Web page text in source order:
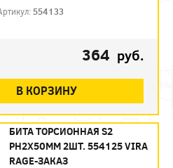
554133
364 руб.
В КОРЗИНУ
БИТА ТОРСИОННАЯ S2
PH2X50ММ 2ШТ. 554125 VIRA
RAGE-ЗАКАЗ